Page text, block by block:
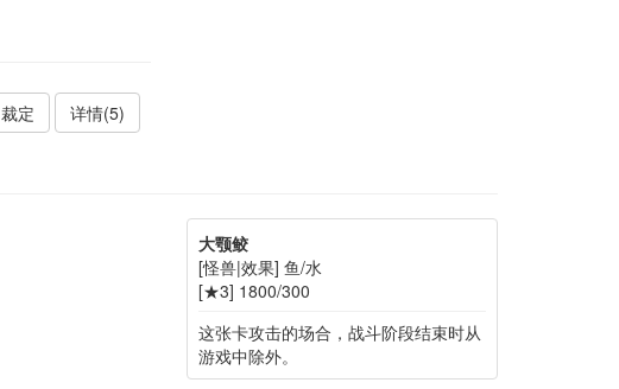
裁定 详情(5)
大颚鲛
[怪兽|效果] 鱼/水
[★3] 1800/300
这张卡攻击的场合，战斗阶段结束时从
游戏中除外。